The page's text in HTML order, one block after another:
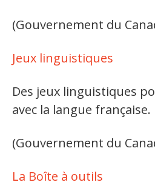
Hébergement et restauration
Plastiques et composites
Télécommunications
Aéronautique
(Gouvernement du
Jeux linguistiques
Des jeux linguistiques
avec la langue française.
(Gouvernement du
La Boîte à outils